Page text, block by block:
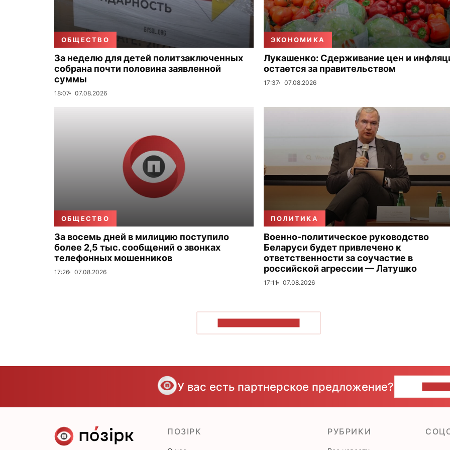
ОБЩЕСТВО
За неделю для детей политзаключенных
собрана почти половина заявленной
суммы
18:07 07.08.2026
ЭКОНОМИКА
Лукашенко: Сдерживание цен и
остается за правительством
17:37 07.08.2026
ОБЩЕСТВО
За восемь дней в милицию поступило
более 2,5 тыс. сообщений о звонках
телефонных мошенников
17:26 07.08.2026
ПОЛИТИКА
Военно-политическое руководство
Беларуси будет привлечено к
ответственности за соучастие в
российской агрессии — Латушко
17:11 07.08.2026
У вас есть партнерское предложение?
ПОЗІРК РУБРИКИ